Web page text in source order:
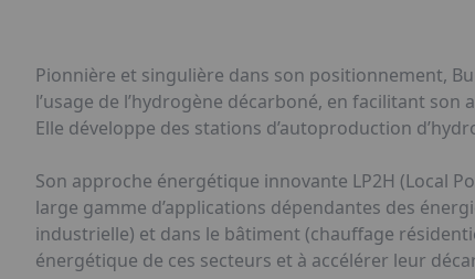
Pionnière et singulière dans son positionnement,
l’usage de l’hydrogène décarboné, en facilitant
Elle développe des stations d’autoproduction
Son approche énergétique innovante LP2H (Local
large gamme d’applications dépendantes des
industrielle) et dans le bâtiment (chauffage
énergétique de ces secteurs et à accélérer leur